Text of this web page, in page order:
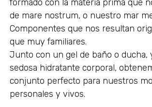
formado con la materia prima que
de mare nostrum, o nuestro mar
Componentes que nos resultan
que muy familiares.
Junto con un gel de baño o ducha,
sedosa hidratante corporal,
conjunto perfecto para nuestros
personales y vivos.